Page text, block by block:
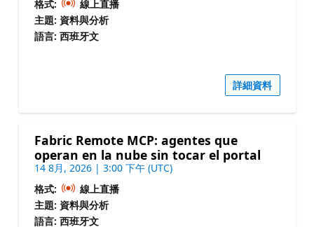
格式:
線上直播
主題: 資料與分析
語言: 西班牙文
詳細資料
Fabric Remote MCP: agentes que
operan en la nube sin tocar el portal
14 8月, 2026 | 3:00 下午 (UTC)
格式:
線上直播
主題: 資料與分析
語言: 西班牙文